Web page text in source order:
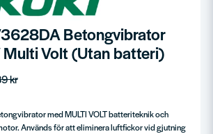
Betongvibrator
Volt (Utan batteri)
kr
med MULTI VOLT batteriteknik och
Används för att eliminera luftfickor vid gjutning